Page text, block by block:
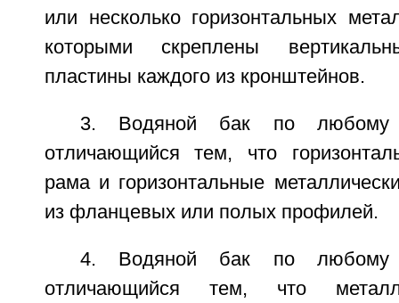
или несколько горизонтальных
которыми скреплены
пластины каждого из кронштейнов.
3. Водяной бак по
отличающийся тем, что
рама и горизонтальные
из фланцевых или полых профилей.
4. Водяной бак по
отличающийся тем, что